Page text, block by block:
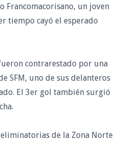
Francomacorisano, un joven
tiempo cayó el esperado
contrarestado por una
SFM, uno de sus delanteros
El 3er gol también surgió
de la Zona Norte